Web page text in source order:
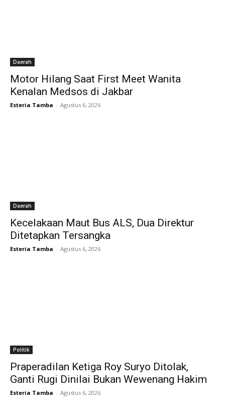
Daerah
Motor Hilang Saat First Meet Wanita
Kenalan Medsos di Jakbar
Esteria Tamba - Agustus 6, 2026
Daerah
Kecelakaan Maut Bus ALS, Dua Direktur
Ditetapkan Tersangka
Esteria Tamba - Agustus 6, 2026
Politik
Praperadilan Ketiga Roy Suryo Ditolak,
Ganti Rugi Dinilai Bukan Wewenang Hakim
Esteria Tamba - Agustus 6, 2026